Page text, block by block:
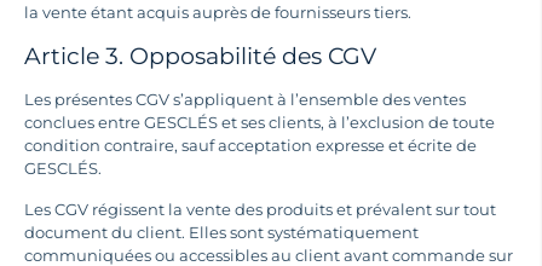
la vente étant acquis auprès de fournisseurs tiers.
Article 3. Opposabilité des CGV
Les présentes CGV s’appliquent à l’ensemble des ventes
conclues entre GESCLÉS et ses clients, à l’exclusion de toute
condition contraire, sauf acceptation expresse et écrite de
GESCLÉS.
Les CGV régissent la vente des produits et prévalent sur tout
document du client. Elles sont systématiquement
communiquées ou accessibles au client avant commande sur